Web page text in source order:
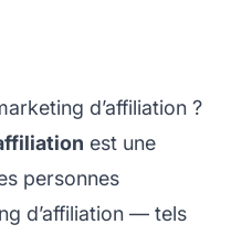
d’affiliation ?
est une
personnes
d’affiliation — tels